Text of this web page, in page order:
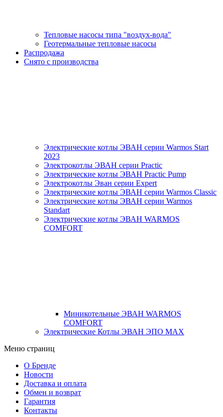
Тепловые насосы типа "воздух-вода"
Геотермальные тепловые насосы
Распродажа
Снято с производства
Электрические котлы ЭВАН серии Warmos Start
2023
Электрокотлы ЭВАН серии Practic
Электрические котлы ЭВАН Practic Pump
Электрокотлы Эван серии Expert
Электрические котлы ЭВАН серии Warmos Classic
Электрические котлы ЭВАН серии Warmos
Standart
Электрические котлы ЭВАН WARMOS
COMFORT
Миникотельные ЭВАН WARMOS
COMFORT
Электрические Котлы ЭВАН ЭПО MAX
Меню страниц
О Бренде
Новости
Доставка и оплата
Обмен и возврат
Гарантия
Контакты